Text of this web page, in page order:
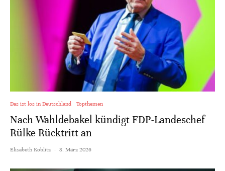
Das ist los in Deutschland Topthemen
Nach Wahldebakel kündigt FDP-Landeschef
Rülke Rücktritt an
Elisabeth Koblitz · 8. März 2026